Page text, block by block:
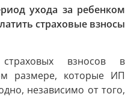
ухода за ребенком
страховые взносы
взносов в
размере, которые ИП
независимо от того,